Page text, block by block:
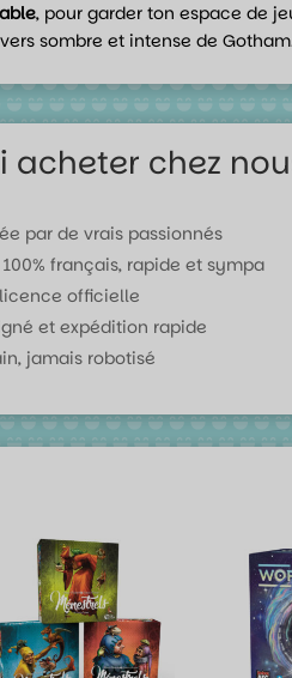
, pour garder ton espace de
sombre et intense de
acheter chez
par de vrais passionnés
français, rapide et sympa
officielle
et expédition rapide
jamais robotisé